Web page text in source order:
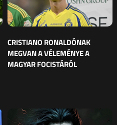
CRISTIANO RONALDÓNAK
MEGVAN A VÉLEMÉNYE A
MAGYAR FOCISTÁRÓL